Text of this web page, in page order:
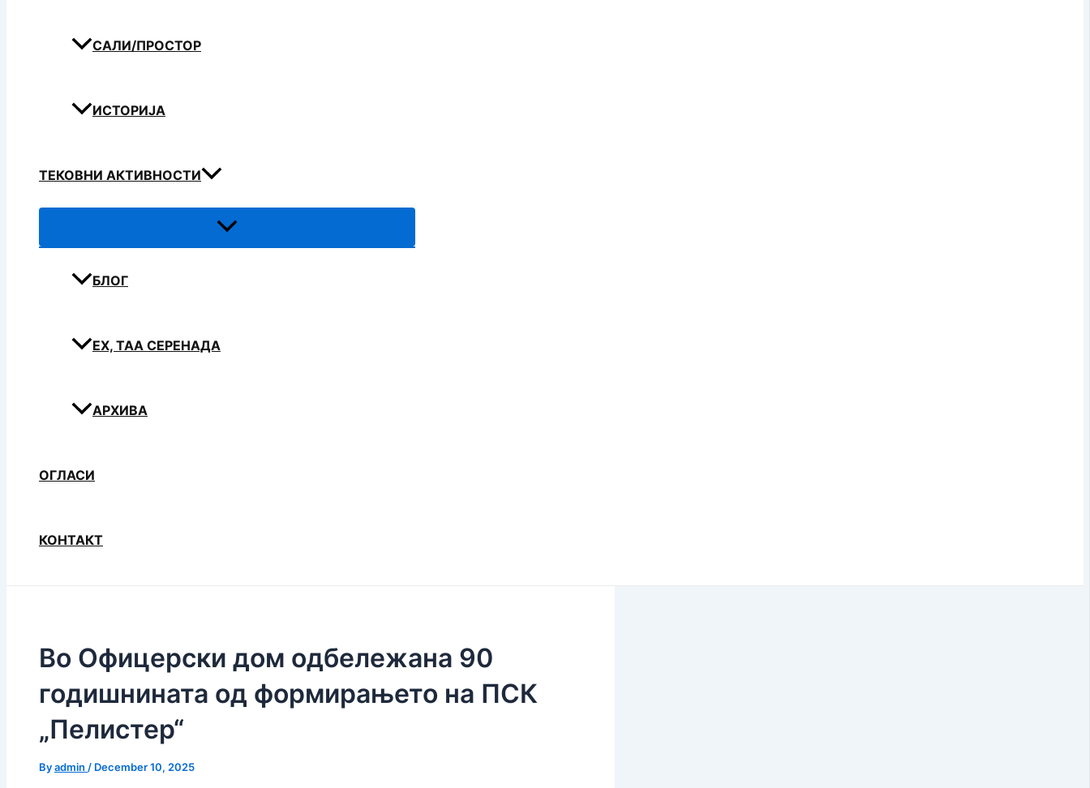
САЛИ/ПРОСТОР
ИСТОРИЈА
ТЕКОВНИ АКТИВНОСТИ
БЛОГ
ЕХ, ТАА СЕРЕНАДА
АРХИВА
ОГЛАСИ
КОНТАКТ
Во Офицерски дом одбележана 90
годишнината од формирањето на ПСК
„Пелистер“
Byadmin / December 10, 2025